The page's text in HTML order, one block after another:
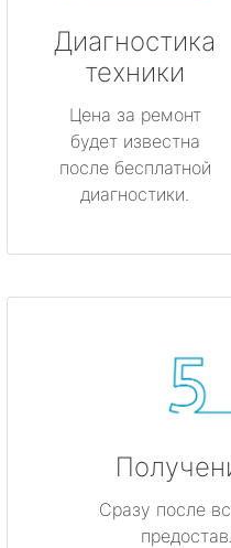
Диагностика
техники
Цена за ремонт
будет известна
после бесплатной
диагностики.
Сразу после